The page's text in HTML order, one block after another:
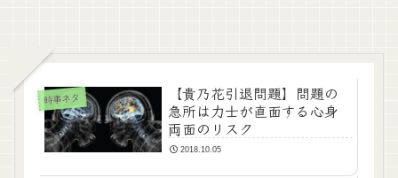
時事ネタ
【貴乃花引退問題】問題の
急所は力士が直面する心身
両面のリスク
2018.10.05